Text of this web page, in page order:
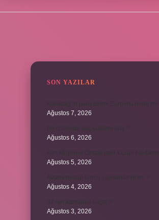
SON YAZILAR
Ağustos 7, 2026
Ağustos 6, 2026
Ağustos 5, 2026
Ağustos 4, 2026
Ağustos 3, 2026